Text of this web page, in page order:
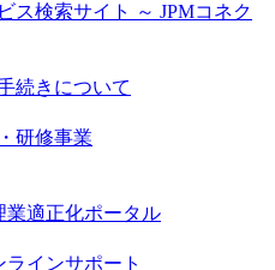
ス検索サイト ～ JPMコネク
続きについて
研修事業
業適正化ポータル
インサポート